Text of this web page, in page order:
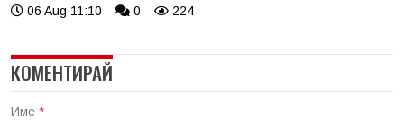
06 Aug 11:10 0 224
КОМЕНТИРАЙ
Име *